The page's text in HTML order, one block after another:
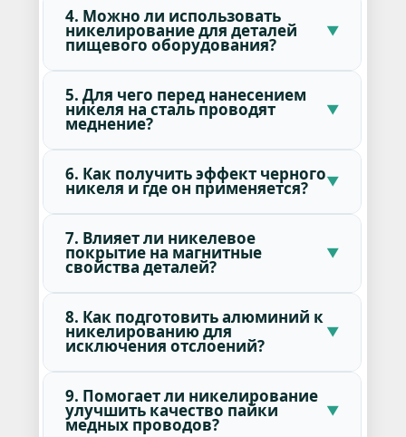
4. Можно ли использовать
никелирование для деталей
пищевого оборудования?
5. Для чего перед нанесением
никеля на сталь проводят
меднение?
6. Как получить эффект черного
никеля и где он применяется?
7. Влияет ли никелевое
покрытие на магнитные
свойства деталей?
8. Как подготовить алюминий к
никелированию для
исключения отслоений?
9. Помогает ли никелирование
улучшить качество пайки
медных проводов?